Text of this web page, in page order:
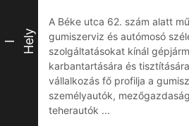
I Hely
A Béke utca 62. szám alatt
gumiszerviz és autómosó
szolgáltatásokat kínál
karbantartására és
vállalkozás fő profilja a
személyautók,
teherautók ...